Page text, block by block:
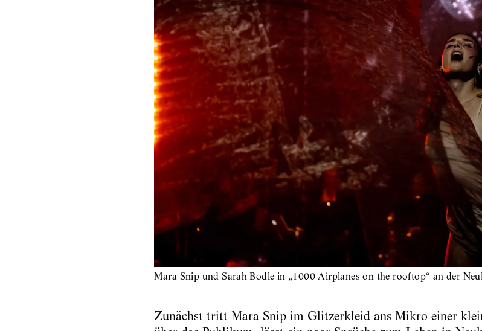
Mara Snip und Sarah Bodle in „1000 Airplanes on the rooftop“ an der
Zunächst tritt Mara Snip im Glitzerkleid ans Mikro einer